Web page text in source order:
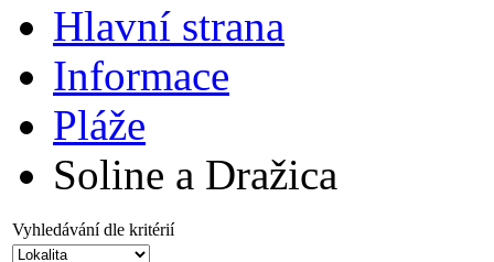
Hlavní strana
Informace
Pláže
Soline a Dražica
Vyhledávání dle kritérií